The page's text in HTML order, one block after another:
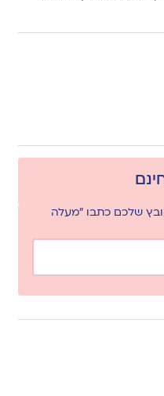
שלכם כתבו "מעלה